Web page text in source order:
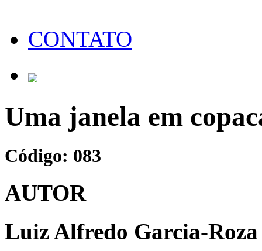
CONTATO
Uma janela em
Código: 083
AUTOR
Luiz Alfredo Garcia-Roza